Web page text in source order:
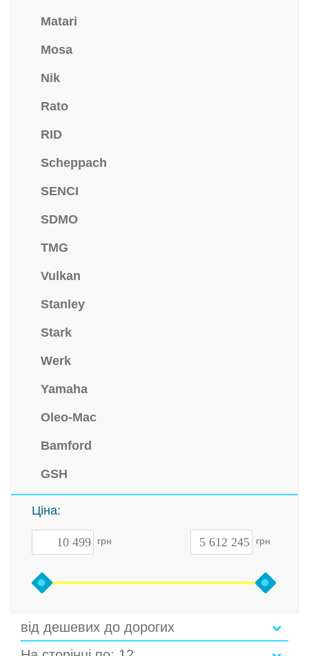
Matari
Mosa
Nik
Rato
RID
Scheppach
SENCI
SDMO
TMG
Vulkan
Stanley
Stark
Werk
Yamaha
Oleo-Mac
Bamford
GSH
Ціна:
грн грн
від дешевих до дорогих